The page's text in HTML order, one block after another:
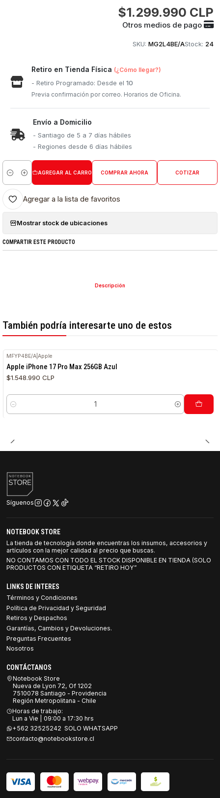
$1.299.990 CLP
Otros medios de pago
SKU: MG2L4BE/AStock: 24
Retiro en Tienda Física (¿Cómo llegar?)
- Retiro Programado: Desde el10
Previa confirmación por correo. Horarios de Oficina.
Envío a Domicilio
- Santiago de 5 a 7 días hábiles
- Regiones desde 6 días hábiles
Cantidad
AGREGAR AL CARRO COMPRAR AHORA COTIZAR
Agregar a la lista de favoritos
Mostrar stock de ubicaciones
COMPARTIR ESTE PRODUCTO
Descripción
También podría interesarte uno de estos
MFYP4BE/A |Apple
Apple iPhone 17 Pro Max 256GB Azul
$1.548.990 CLP
Cantidad
Síguenos
NOTEBOOK STORE
La tienda de tecnología donde encuentras los insumos, accesorios y
artículos con la mejor calidad al precio que buscas.
NO CONTAMOS CON TODO EL STOCK DISPONIBLE EN TIENDA (SOLO
PRODUCTOS CON ETIQUETA “RETIRO HOY”
LINKS DE INTERES
Términos y Condiciones
Política de Privacidad y Seguridad
Retiros y Despachos
Garantías, Cambios y Devoluciones.
Preguntas Frecuentes
Nosotros
CONTÁCTANOS
Notebook Store
Nueva de Lyon 72, Of 1202
7510078 Santiago - Providencia
Región Metropolitana - Chile
Horas de trabajo:
Lun a Vie | 09:00 a 17:30 hrs
+562 32525242 SOLO WHATSAPP
contacto@notebookstore.cl